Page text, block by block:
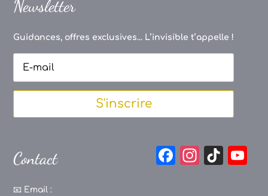
Newsletter
Guidances, offres exclusives... L’invisible t’appelle !
S'inscrire
Contact
📧 Email :
F
In Ti